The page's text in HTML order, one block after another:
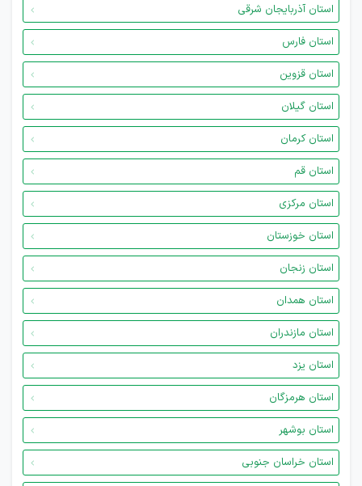
استان آذربایجان شرقی
استان فارس
استان قزوین
استان گیلان
استان کرمان
استان قم
استان مرکزی
استان خوزستان
استان زنجان
استان همدان
استان مازندران
استان یزد
استان هرمزگان
استان بوشهر
استان خراسان جنوبی